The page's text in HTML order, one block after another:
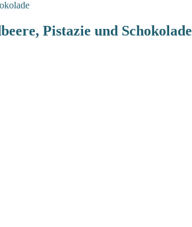
Pistazie und Schokolade